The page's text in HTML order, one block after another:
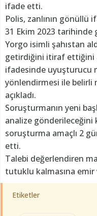
ifade etti.
Polis, zanlının
31 Ekim 2023
Yorgo isimli şahıstan
getirdiğini itiraf ettiğini
ifadesinde uyuşturucu
yönlendirmesi ile belirli
açıkladı.
Soruşturmanın yeni
analize gönderileceğini
soruşturma amaçlı 2
etti.
Talebi değerlendiren
tutuklu kalmasına emir
Etiketler